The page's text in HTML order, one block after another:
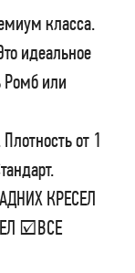
класса.
идеальное
Ромб или
от 1
КРЕСЕЛ
☑ВСЕ